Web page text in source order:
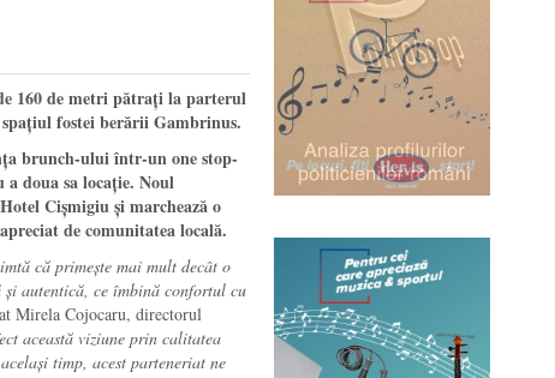
160 de metri pătrați la parterul
fostei berării Gambrinus.
brunch-ului într-un one stop-
doua sa locație. Noul
Cișmigiu și marchează o
de comunitatea locală.
că primește mai mult decât o
și autentică, ce îmbină confortul cu
Mirela Cojocaru, directorul
această viziune prin calitatea
timp, acest parteneriat ne